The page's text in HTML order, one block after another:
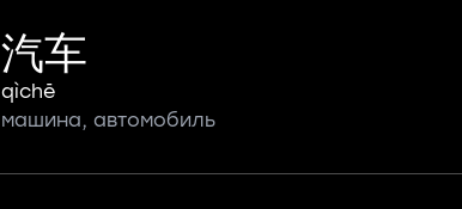
汽车
qìchē
машина, автомобиль